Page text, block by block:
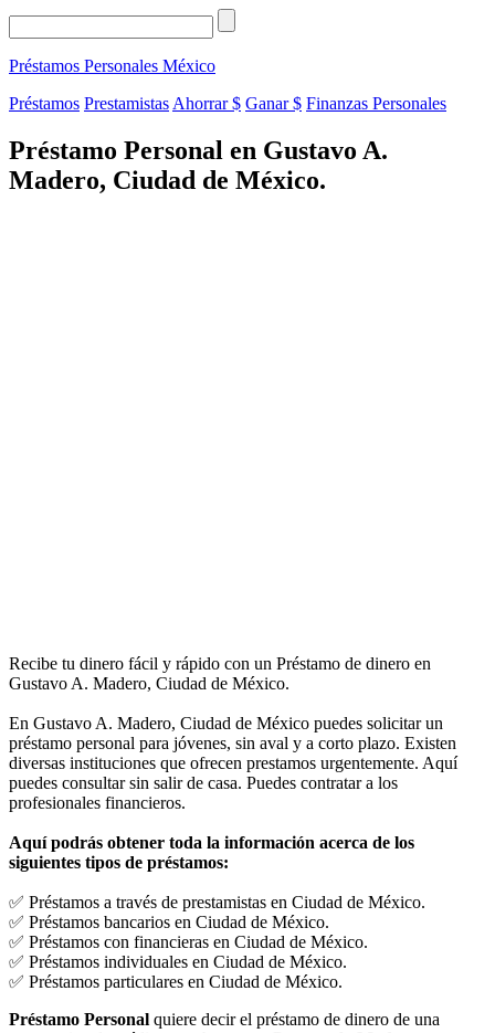
Préstamos Personales México
Préstamos Prestamistas Ahorrar $ Ganar $ Finanzas Personales
Préstamo Personal en Gustavo A.
Madero, Ciudad de México.
Recibe tu dinero fácil y rápido con un Préstamo de dinero en
Gustavo A. Madero, Ciudad de México.
En Gustavo A. Madero, Ciudad de México puedes solicitar un
préstamo personal para jóvenes, sin aval y a corto plazo. Existen
diversas instituciones que ofrecen prestamos urgentemente. Aquí
puedes consultar sin salir de casa. Puedes contratar a los
profesionales financieros.
Aquí podrás obtener toda la información acerca de los
siguientes tipos de préstamos:
✅ Préstamos a través de prestamistas en Ciudad de México.
✅ Préstamos bancarios en Ciudad de México.
✅ Préstamos con financieras en Ciudad de México.
✅ Préstamos individuales en Ciudad de México.
✅ Préstamos particulares en Ciudad de México.
Préstamo Personal quiere decir el préstamo de dinero de una